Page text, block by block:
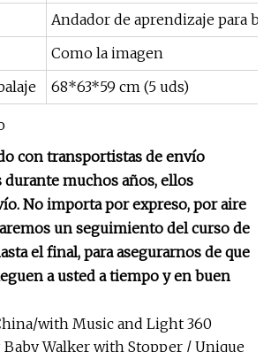
Andador de aprendizaje para
Como la imagen
68*63*59 cm (5 uds)
con transportistas de envío
muchos años, ellos
No importa por expreso, por aire
un seguimiento del curso de
el final, para asegurarnos de que
a usted a tiempo y en buen